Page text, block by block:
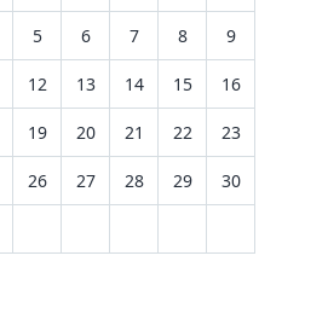
5 6 7 8 9
12 13 14 15 16
19 20 21 22 23
26 27 28 29 30